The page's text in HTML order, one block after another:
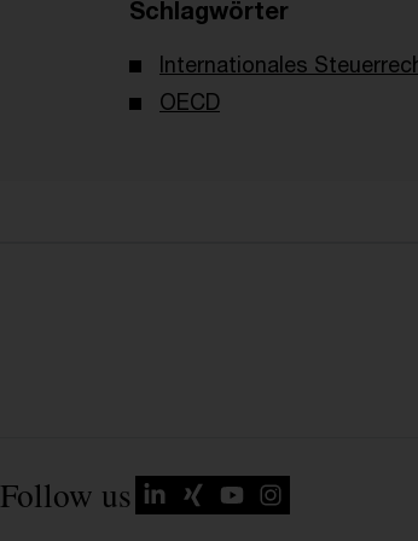
Schlagwörter
Internationales
OECD
Follow us